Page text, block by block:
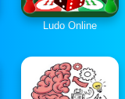
Ludo Online